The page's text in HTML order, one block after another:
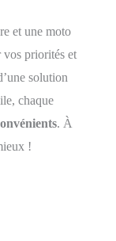
et une moto
vos priorités et
solution
chaque
. À
!